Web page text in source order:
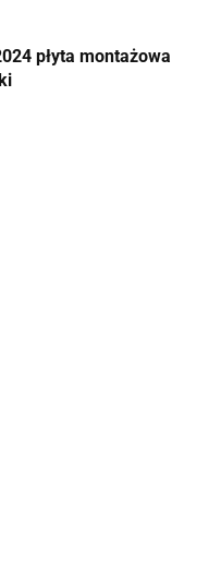
płyta montażowa